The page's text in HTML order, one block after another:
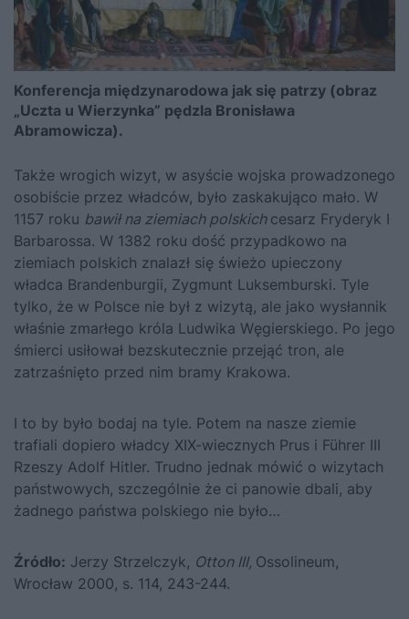
Konferencja międzynarodowa jak się patrzy (obraz
„Uczta u Wierzynka” pędzla Bronisława
Abramowicza).
Także wrogich wizyt, w asyście wojska prowadzonego
osobiście przez władców, było zaskakująco mało. W
1157 roku bawił na ziemiach polskich cesarz Fryderyk I
Barbarossa. W 1382 roku dość przypadkowo na
ziemiach polskich znalazł się świeżo upieczony
władca Brandenburgii, Zygmunt Luksemburski. Tyle
tylko, że w Polsce nie był z wizytą, ale jako wysłannik
właśnie zmarłego króla Ludwika Węgierskiego. Po jego
śmierci usiłował bezskutecznie przejąć tron, ale
zatrzaśnięto przed nim bramy Krakowa.
I to by było bodaj na tyle. Potem na nasze ziemie
trafiali dopiero władcy XIX-wiecznych Prus i Führer III
Rzeszy Adolf Hitler. Trudno jednak mówić o wizytach
państwowych, szczególnie że ci panowie dbali, aby
żadnego państwa polskiego nie było…
Źródło: Jerzy Strzelczyk, Otton III, Ossolineum,
Wrocław 2000, s. 114, 243-244.